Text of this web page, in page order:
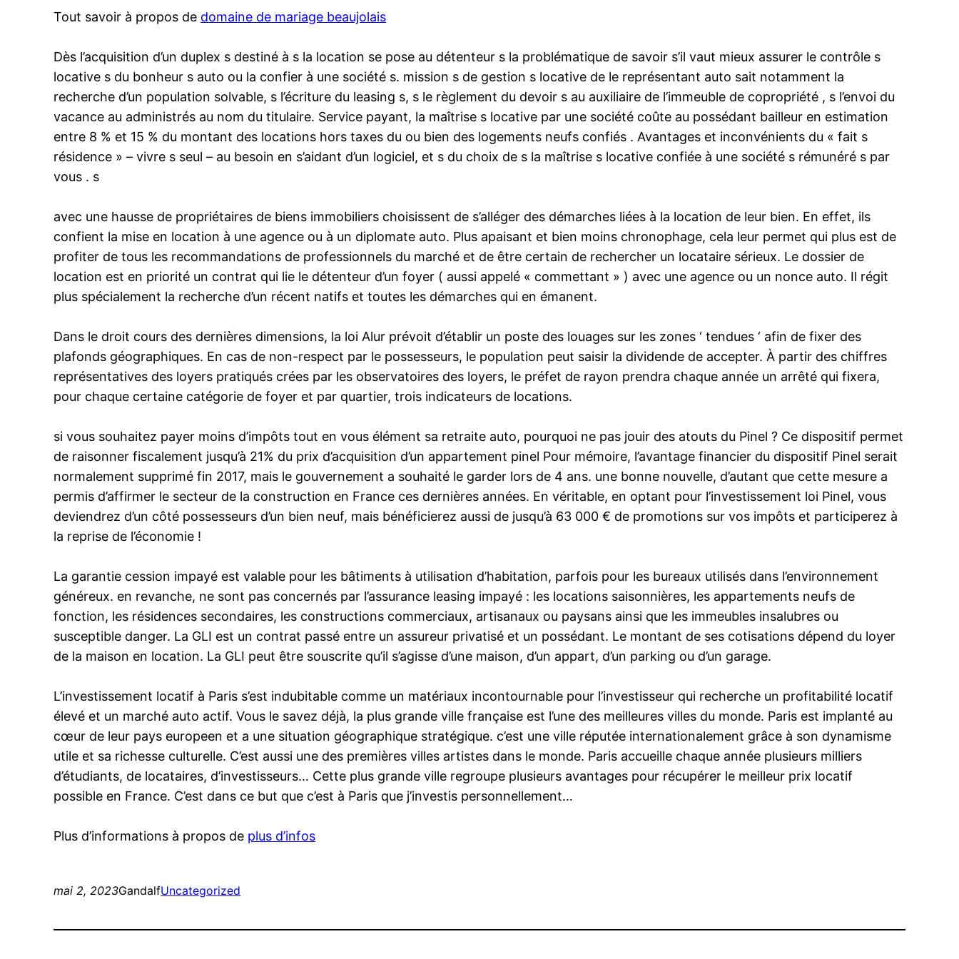
Tout savoir à propos de domaine de mariage beaujolais
Dès l’acquisition d’un duplex s destiné à s la location se pose au détenteur s la problématique de savoir s’il vaut mieux assurer le contrôle s
locative s du bonheur s auto ou la confier à une société s. mission s de gestion s locative de le représentant auto sait notamment la
recherche d’un population solvable, s l’écriture du leasing s, s le règlement du devoir s au auxiliaire de l’immeuble de copropriété , s l’envoi du
vacance au administrés au nom du titulaire. Service payant, la maîtrise s locative par une société coûte au possédant bailleur en estimation
entre 8 % et 15 % du montant des locations hors taxes du ou bien des logements neufs confiés . Avantages et inconvénients du « fait s
résidence » – vivre s seul – au besoin en s’aidant d’un logiciel, et s du choix de s la maîtrise s locative confiée à une société s rémunéré s par
vous . s
avec une hausse de propriétaires de biens immobiliers choisissent de s’alléger des démarches liées à la location de leur bien. En effet, ils
confient la mise en location à une agence ou à un diplomate auto. Plus apaisant et bien moins chronophage, cela leur permet qui plus est de
profiter de tous les recommandations de professionnels du marché et de être certain de rechercher un locataire sérieux. Le dossier de
location est en priorité un contrat qui lie le détenteur d’un foyer ( aussi appelé « commettant » ) avec une agence ou un nonce auto. Il régit
plus spécialement la recherche d’un récent natifs et toutes les démarches qui en émanent.
Dans le droit cours des dernières dimensions, la loi Alur prévoit d’établir un poste des louages sur les zones ‘ tendues ‘ afin de fixer des
plafonds géographiques. En cas de non-respect par le possesseurs, le population peut saisir la dividende de accepter. À partir des chiffres
représentatives des loyers pratiqués crées par les observatoires des loyers, le préfet de rayon prendra chaque année un arrêté qui fixera,
pour chaque certaine catégorie de foyer et par quartier, trois indicateurs de locations.
si vous souhaitez payer moins d’impôts tout en vous élément sa retraite auto, pourquoi ne pas jouir des atouts du Pinel ? Ce dispositif permet
de raisonner fiscalement jusqu’à 21% du prix d’acquisition d’un appartement pinel Pour mémoire, l’avantage financier du dispositif Pinel serait
normalement supprimé fin 2017, mais le gouvernement a souhaité le garder lors de 4 ans. une bonne nouvelle, d’autant que cette mesure a
permis d’affirmer le secteur de la construction en France ces dernières années. En véritable, en optant pour l’investissement loi Pinel, vous
deviendrez d’un côté possesseurs d’un bien neuf, mais bénéficierez aussi de jusqu’à 63 000 € de promotions sur vos impôts et participerez à
la reprise de l’économie !
La garantie cession impayé est valable pour les bâtiments à utilisation d’habitation, parfois pour les bureaux utilisés dans l’environnement
généreux. en revanche, ne sont pas concernés par l’assurance leasing impayé : les locations saisonnières, les appartements neufs de
fonction, les résidences secondaires, les constructions commerciaux, artisanaux ou paysans ainsi que les immeubles insalubres ou
susceptible danger. La GLI est un contrat passé entre un assureur privatisé et un possédant. Le montant de ses cotisations dépend du loyer
de la maison en location. La GLI peut être souscrite qu’il s’agisse d’une maison, d’un appart, d’un parking ou d’un garage.
L’investissement locatif à Paris s’est indubitable comme un matériaux incontournable pour l’investisseur qui recherche un profitabilité locatif
élevé et un marché auto actif. Vous le savez déjà, la plus grande ville française est l’une des meilleures villes du monde. Paris est implanté au
cœur de leur pays europeen et a une situation géographique stratégique. c’est une ville réputée internationalement grâce à son dynamisme
utile et sa richesse culturelle. C’est aussi une des premières villes artistes dans le monde. Paris accueille chaque année plusieurs milliers
d’étudiants, de locataires, d’investisseurs… Cette plus grande ville regroupe plusieurs avantages pour récupérer le meilleur prix locatif
possible en France. C’est dans ce but que c’est à Paris que j’investis personnellement…
Plus d’informations à propos de plus d’infos
mai 2, 2023GandalfUncategorized